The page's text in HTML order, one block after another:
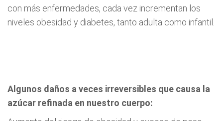
con más enfermedades, cada vez incrementan los
niveles obesidad y diabetes, tanto adulta como infantil.
Algunos daños a veces irreversibles que causa la
azúcar refinada en nuestro cuerpo: